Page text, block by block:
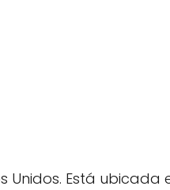
Unidos. Está ubicada